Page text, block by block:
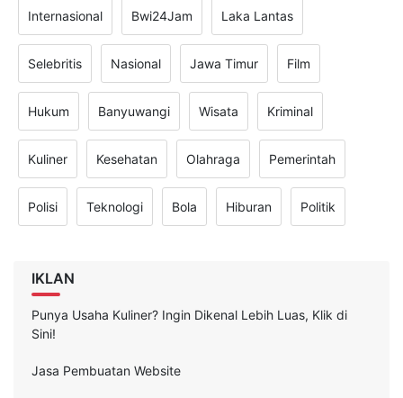
Internasional Bwi24Jam Laka Lantas
Selebritis Nasional Jawa Timur Film
Hukum Banyuwangi Wisata Kriminal
Kuliner Kesehatan Olahraga Pemerintah
Polisi Teknologi Bola Hiburan Politik
IKLAN
Punya Usaha Kuliner? Ingin Dikenal Lebih Luas, Klik di
Sini!
Jasa Pembuatan Website